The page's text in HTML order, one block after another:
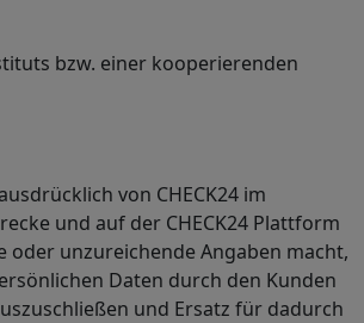
bzw. einer kooperierenden
von CHECK24 im
und auf der CHECK24 Plattform
unzureichende Angaben macht,
Daten durch den Kunden
und Ersatz für dadurch